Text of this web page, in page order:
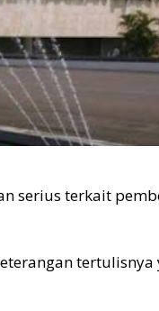
serius terkait
tertulisnya